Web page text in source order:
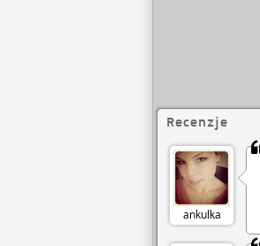
Recenzje
ankulka